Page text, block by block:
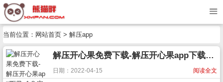
当前位置： 网站首页 > 解压app
解压开心果免费下载-解压开心果app下载v1.8 安卓版
阅读全文
日期：2022-04-15